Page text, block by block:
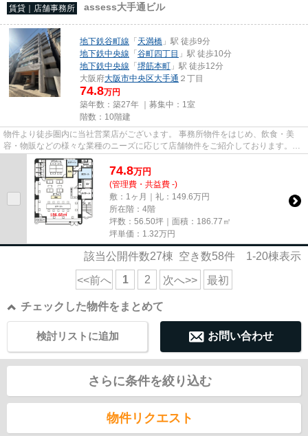
賃貸｜店舗事務所 assess大手通ビル
地下鉄谷町線 「天満橋 」駅 徒歩9分
地下鉄中央線 「谷町四丁目 」駅 徒歩10分
地下鉄中央線 「堺筋本町 」駅 徒歩12分
大阪府大阪市中央区大手通 ２丁目
74.8万円
築年数：築27年 ｜募集中： 1室
階数：10階建
物件より徒歩圏内に当社営業店がございます。 事務所物件をはじめ、飲食・美
容・物販などの様々な業種のニーズに応じて店舗物件をご紹介しております。
尚、弊社ではおとり広告は一切...
74.8万円
(管理費・共益費 -)
敷：1ヶ月｜礼：149.6万円
所在階：4階
坪数：56.50坪｜面積：186.77㎡
坪単価： 1.32万円
該当公開件数27棟 空き数58件 1-20棟表示
<<前へ 1 2 次へ>> 最初
チェックした物件をまとめて
お問い合わせ
検討リストに追加
さらに条件を絞り込む
物件リクエスト